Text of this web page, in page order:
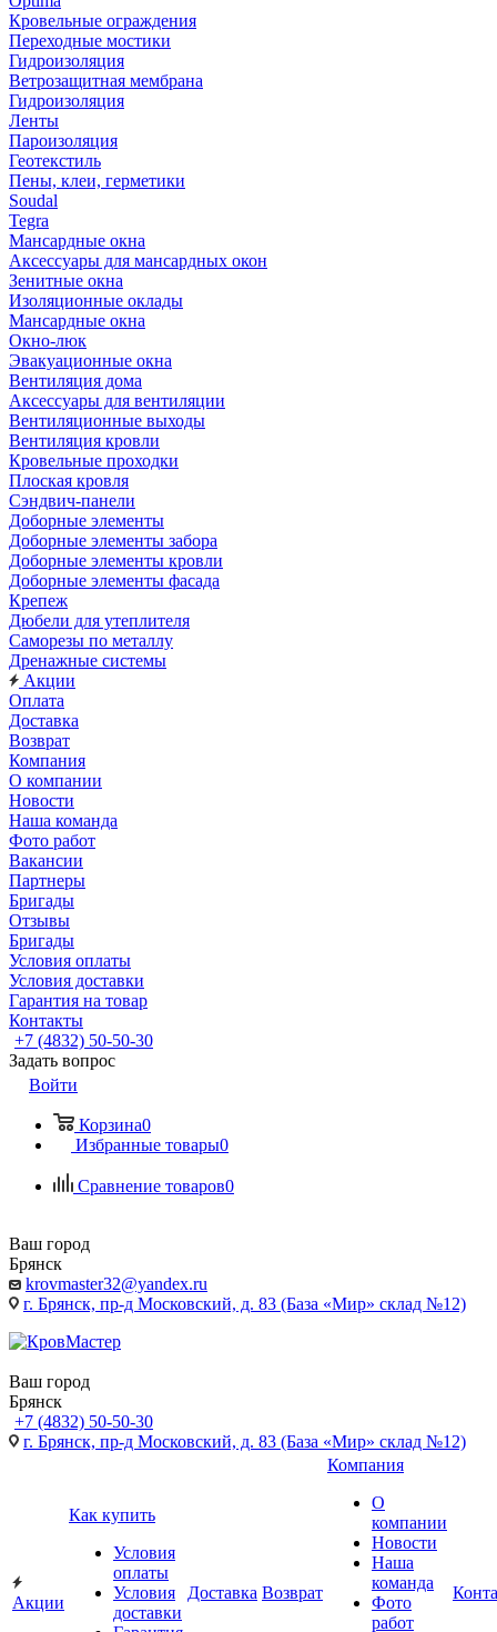
Кровельные ограждения
Переходные мостики
Гидроизоляция
Ветрозащитная мембрана
Гидроизоляция
Ленты
Пароизоляция
Геотекстиль
Пены, клеи, герметики
Soudal
Tegra
Мансардные окна
Аксессуары для мансардных окон
Зенитные окна
Изоляционные оклады
Мансардные окна
Окно-люк
Эвакуационные окна
Вентиляция дома
Аксессуары для вентиляции
Вентиляционные выходы
Вентиляция кровли
Кровельные проходки
Плоская кровля
Сэндвич-панели
Доборные элементы
Доборные элементы забора
Доборные элементы кровли
Доборные элементы фасада
Крепеж
Дюбели для утеплителя
Саморезы по металлу
Дренажные системы
Акции
Оплата
Доставка
Возврат
Компания
О компании
Новости
Наша команда
Фото работ
Вакансии
Партнеры
Бригады
Отзывы
Бригады
Условия оплаты
Условия доставки
Гарантия на товар
Контакты
+7 (4832) 50-50-30
Задать вопрос
Войти
Корзина0
Избранные товары0
Сравнение товаров0
Ваш город
Брянск
krovmaster32@yandex.ru
г. Брянск, пр-д Московский, д. 83 (База «Мир» склад №12)
Ваш город
Брянск
+7 (4832) 50-50-30
г. Брянск, пр-д Московский, д. 83 (База «Мир» склад №12)
Акции
Как купить
Условия
оплаты
Условия
доставки
Доставка Возврат
Компания
О
компании
Новости
Наша
команда
Фото
работ